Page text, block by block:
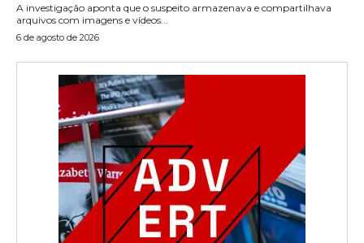
A investigação aponta que o suspeito armazenava e compartilhava
arquivos com imagens e vídeos...
6 de agosto de 2026